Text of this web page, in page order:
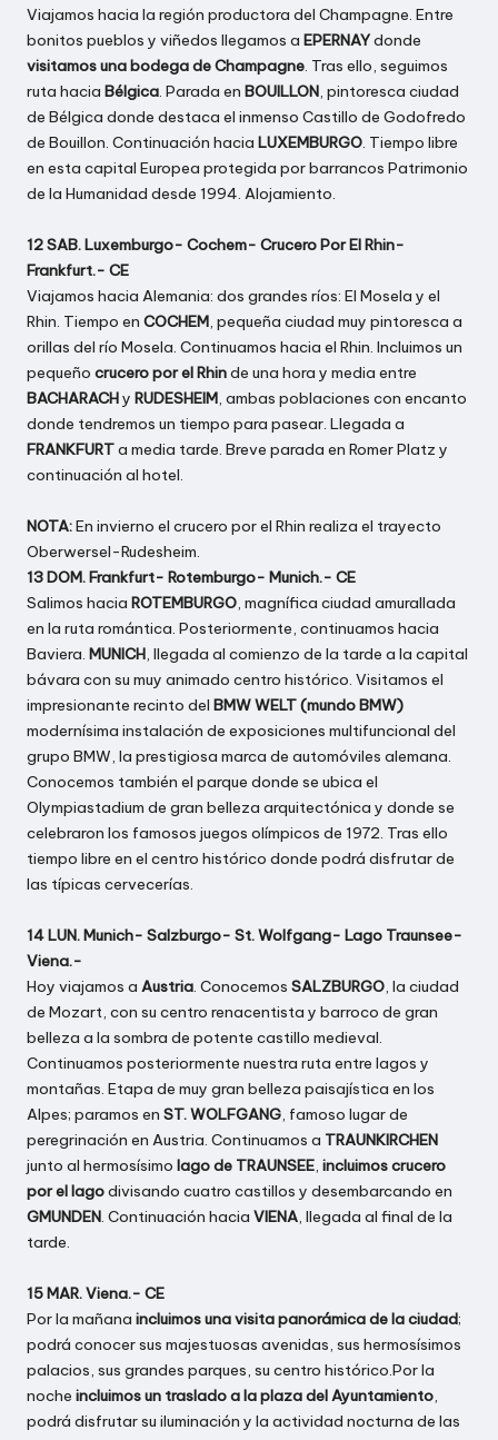
Viajamos hacia la región productora del Champagne. Entre
bonitos pueblos y viñedos llegamos a EPERNAYdonde
visitamos una bodega de Champagne. Tras ello, seguimos
ruta hacia Bélgica. Parada en BOUILLON, pintoresca ciudad
de Bélgica donde destaca el inmenso Castillo de Godofredo
de Bouillon. Continuación hacia LUXEMBURGO. Tiempo libre
en esta capital Europea protegida por barrancos Patrimonio
de la Humanidad desde 1994. Alojamiento.
12 SAB. Luxemburgo- Cochem- Crucero Por El Rhin-
Frankfurt.- CE
Viajamos hacia Alemania: dos grandes ríos: El Mosela y el
Rhin. Tiempo en COCHEM, pequeña ciudad muy pintoresca a
orillas del río Mosela. Continuamos hacia el Rhin. Incluimos un
pequeño crucero por el Rhinde una hora y media entre
BACHARACHy RUDESHEIM, ambas poblaciones con encanto
donde tendremos un tiempo para pasear. Llegada a
FRANKFURTa media tarde. Breve parada en Romer Platz y
continuación al hotel.
NOTA:En invierno el crucero por el Rhin realiza el trayecto
Oberwersel-Rudesheim.
13 DOM. Frankfurt- Rotemburgo- Munich.- CE
Salimos hacia ROTEMBURGO, magnífica ciudad amurallada
en la ruta romántica. Posteriormente, continuamos hacia
Baviera. MUNICH, llegada al comienzo de la tarde a la capital
bávara con su muy animado centro histórico. Visitamos el
impresionante recinto del BMW WELT (mundo BMW)
modernísima instalación de exposiciones multifuncional del
grupo BMW, la prestigiosa marca de automóviles alemana.
Conocemos también el parque donde se ubica el
Olympiastadium de gran belleza arquitectónica y donde se
celebraron los famosos juegos olímpicos de 1972. Tras ello
tiempo libre en el centro histórico donde podrá disfrutar de
las típicas cervecerías.
14 LUN. Munich- Salzburgo- St. Wolfgang- Lago Traunsee-
Viena.-
Hoy viajamos a Austria. Conocemos SALZBURGO, la ciudad
de Mozart, con su centro renacentista y barroco de gran
belleza a la sombra de potente castillo medieval.
Continuamos posteriormente nuestra ruta entre lagos y
montañas. Etapa de muy gran belleza paisajística en los
Alpes; paramos en ST. WOLFGANG, famoso lugar de
peregrinación en Austria. Continuamos a TRAUNKIRCHEN
junto al hermosísimo lago de TRAUNSEE, incluimos crucero
por el lagodivisando cuatro castillos y desembarcando en
GMUNDEN. Continuación hacia VIENA, llegada al final de la
tarde.
15 MAR. Viena.- CE
Por la mañana incluimos una visita panorámica de la ciudad;
podrá conocer sus majestuosas avenidas, sus hermosísimos
palacios, sus grandes parques, su centro histórico.Por la
noche incluimos un traslado a la plaza del Ayuntamiento,
podrá disfrutar su iluminación y la actividad nocturna de las